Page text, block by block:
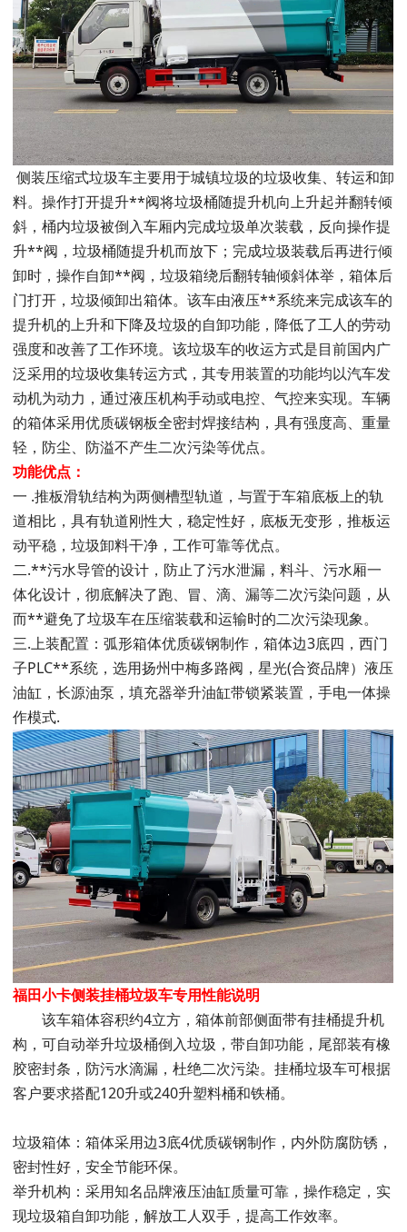
侧装压缩式垃圾车主要用于城镇垃圾的垃圾收集、转运和卸
料。操作打开提升**阀将垃圾桶随提升机向上升起并翻转倾
斜，桶内垃圾被倒入车厢内完成垃圾单次装载，反向操作提
升**阀，垃圾桶随提升机而放下；完成垃圾装载后再进行倾
卸时，操作自卸**阀，垃圾箱绕后翻转轴倾斜体举，箱体后
门打开，垃圾倾卸出箱体。该车由液压**系统来完成该车的
提升机的上升和下降及垃圾的自卸功能，降低了工人的劳动
强度和改善了工作环境。该垃圾车的收运方式是目前国内广
泛采用的垃圾收集转运方式，其专用装置的功能均以汽车发
动机为动力，通过液压机构手动或电控、气控来实现。车辆
的箱体采用优质碳钢板全密封焊接结构，具有强度高、重量
轻，防尘、防溢不产生二次污染等优点。
功能优点：
一 .推板滑轨结构为两侧槽型轨道，与置于车箱底板上的轨
道相比，具有轨道刚性大，稳定性好，底板无变形，推板运
动平稳，垃圾卸料干净，工作可靠等优点。
二.**污水导管的设计，防止了污水泄漏，料斗、污水厢一
体化设计，彻底解决了跑、冒、滴、漏等二次污染问题，从
而**避免了垃圾车在压缩装载和运输时的二次污染现象。
三.上装配置：弧形箱体优质碳钢制作，箱体边3底四，西门
子PLC**系统，选用扬州中梅多路阀，星光(合资品牌）液压
油缸，长源油泵，填充器举升油缸带锁紧装置，手电一体操
作模式.
福田小卡侧装挂桶垃圾车专用性能说明
该车箱体容积约4立方，箱体前部侧面带有挂桶提升机
构，可自动举升垃圾桶倒入垃圾，带自卸功能，尾部装有橡
胶密封条，防污水滴漏，杜绝二次污染。挂桶垃圾车可根据
客户要求搭配120升或240升塑料桶和铁桶。
垃圾箱体：箱体采用边3底4优质碳钢制作，内外防腐防锈，
密封性好，安全节能环保。
举升机构：采用知名品牌液压油缸质量可靠，操作稳定，实
现垃圾箱自卸功能，解放工人双手，提高工作效率。